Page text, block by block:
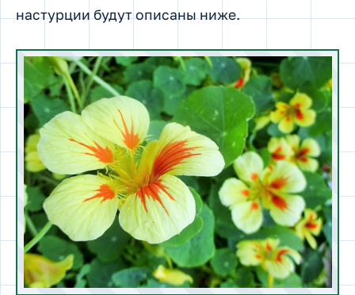
настурции будут описаны ниже.